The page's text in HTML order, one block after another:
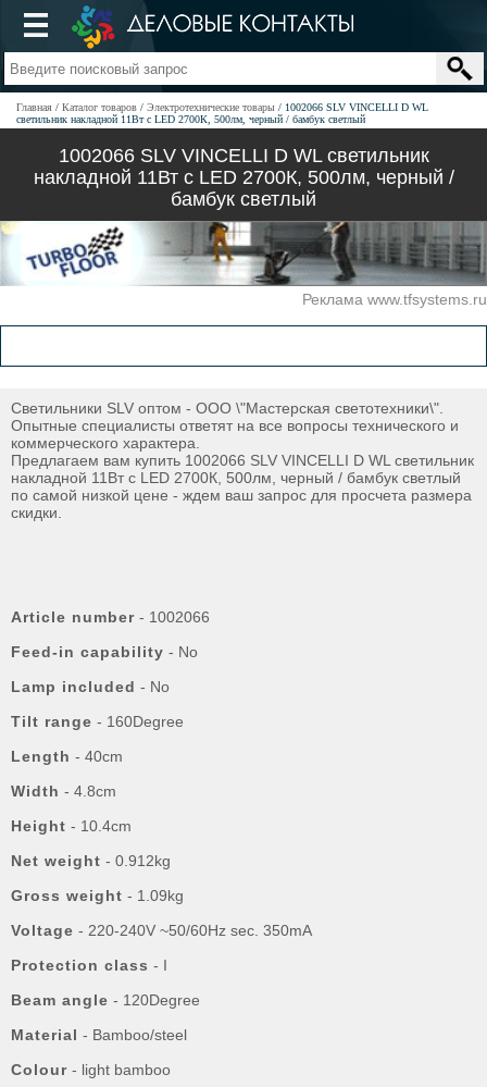
Главная Каталог товаров Электротехнические товары
1002066 SLV VINCELLI D WL
светильник накладной 11Вт с LED 2700К, 500лм, черный / бамбук светлый
1002066 SLV VINCELLI D WL светильник
накладной 11Вт с LED 2700К, 500лм, черный /
бамбук светлый
Реклама www.tfsystems.ru
Светильники SLV оптом - ООО \"Мастерская светотехники\".
Опытные специалисты ответят на все вопросы технического и
коммерческого характера.
Предлагаем вам купить 1002066 SLV VINCELLI D WL светильник
накладной 11Вт с LED 2700К, 500лм, черный / бамбук светлый
по самой низкой цене - ждем ваш запрос для просчета размера
скидки.
Article number - 1002066
Feed-in capability - No
Lamp included - No
Tilt range - 160Degree
Length - 40cm
Width - 4.8cm
Height - 10.4cm
Net weight - 0.912kg
Gross weight - 1.09kg
Voltage - 220-240V ~50/60Hz sec. 350mA
Protection class - I
Beam angle - 120Degree
Material - Bamboo/steel
Colour - light bamboo